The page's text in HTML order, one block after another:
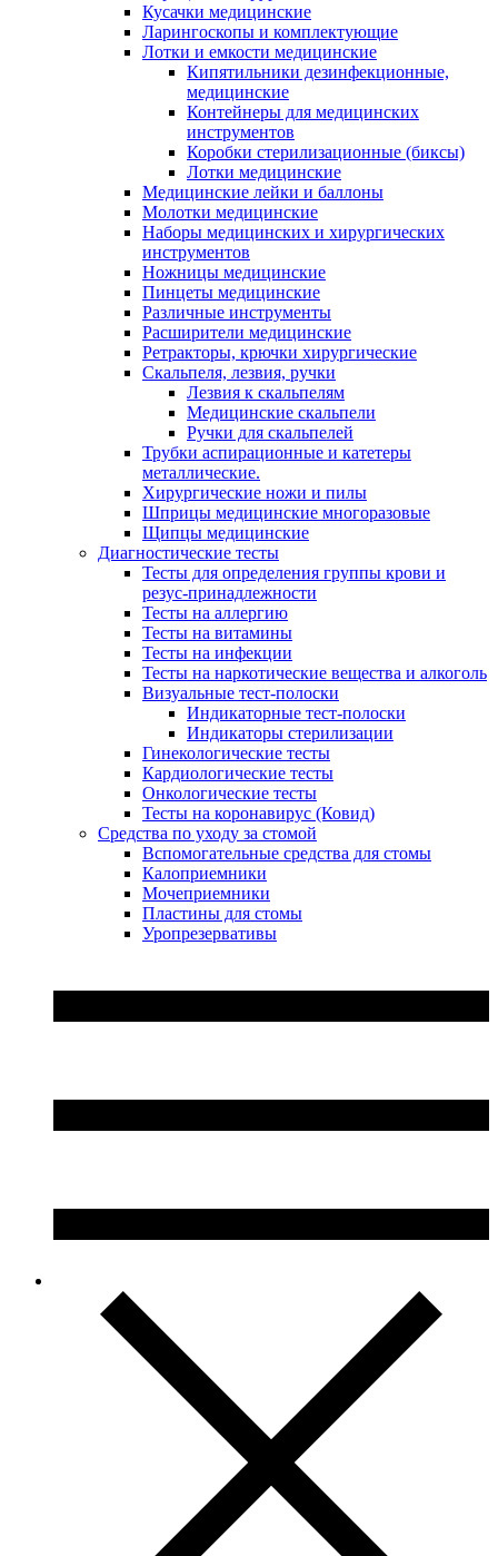
Кусачки медицинские
Ларингоскопы и комплектующие
Лотки и емкости медицинские
Кипятильники дезинфекционные,
медицинские
Контейнеры для медицинских
инструментов
Коробки стерилизационные (биксы)
Лотки медицинские
Медицинские лейки и баллоны
Молотки медицинские
Наборы медицинских и хирургических
инструментов
Ножницы медицинские
Пинцеты медицинские
Различные инструменты
Расширители медицинские
Ретракторы, крючки хирургические
Скальпеля, лезвия, ручки
Лезвия к скальпелям
Медицинские скальпели
Ручки для скальпелей
Трубки аспирационные и катетеры
металлические.
Хирургические ножи и пилы
Шприцы медицинские многоразовые
Щипцы медицинские
Диагностические тесты
Тесты для определения группы крови и
резус-принадлежности
Тесты на аллергию
Тесты на витамины
Тесты на инфекции
Тесты на наркотические вещества и алкоголь
Визуальные тест-полоски
Индикаторные тест-полоски
Индикаторы стерилизации
Гинекологические тесты
Кардиологические тесты
Онкологические тесты
Тесты на коронавирус (Ковид)
Средства по уходу за стомой
Вспомогательные средства для стомы
Калоприемники
Мочеприемники
Пластины для стомы
Уропрезервативы